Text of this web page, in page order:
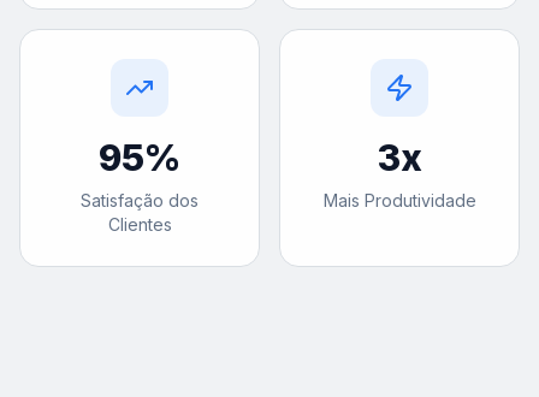
95%
Satisfação dos
Clientes
3x
Mais Produtividade